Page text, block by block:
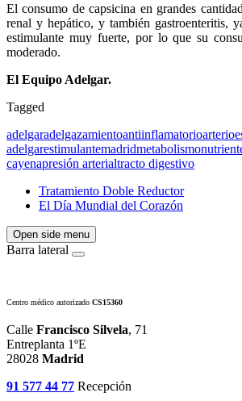
El consumo de capsicina en grandes
renal y hepático, y también gastroenteritis,
estimulante muy fuerte, por lo que su
moderado.
El Equipo Adelgar.
Tagged
adelgaradelgazamientoantiinflamatorio
adelgarestimulantemadridmetabolismo
cayenapresión arterialtracto digestivo
Tratamiento Doble Reductor
El Día Mundial del Corazón
Open side menu
Barra lateral
Centro médico autorizado CS15360
Calle Francisco Silvela, 71
Entreplanta 1ºE
28028 Madrid
91 577 44 77 Recepción